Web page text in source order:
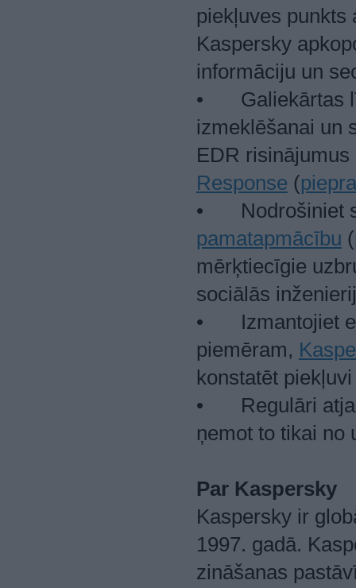
piekļuves punkts
Kaspersky
informāciju un
•
Galiekārtas
izmeklēšanai un
EDR
Response (
•
Nodrošiniet
pamatapmācību (
mērķtiecīgie
sociālās
•
Izmantojiet
piemēram,
konstatēt
•
Regulāri
ņemot to tikai no
Par Kaspersky
Kaspersky ir
1997. gadā.
zināšanas